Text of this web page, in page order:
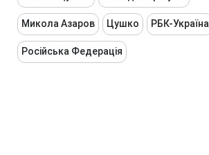
Микола Азаров Цушко РБК-Україна
Російська Федерація